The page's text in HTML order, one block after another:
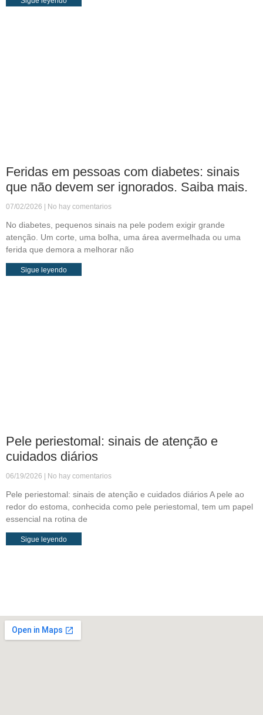
Feridas em pessoas com diabetes: sinais
que não devem ser ignorados. Saiba mais.
07/02/2026 No hay comentarios
No diabetes, pequenos sinais na pele podem exigir grande
atenção. Um corte, uma bolha, uma área avermelhada ou uma
ferida que demora a melhorar não
Sigue leyendo
Pele periestomal: sinais de atenção e
cuidados diários
06/19/2026 No hay comentarios
Pele periestomal: sinais de atenção e cuidados diários A pele ao
redor do estoma, conhecida como pele periestomal, tem um papel
essencial na rotina de
Sigue leyendo